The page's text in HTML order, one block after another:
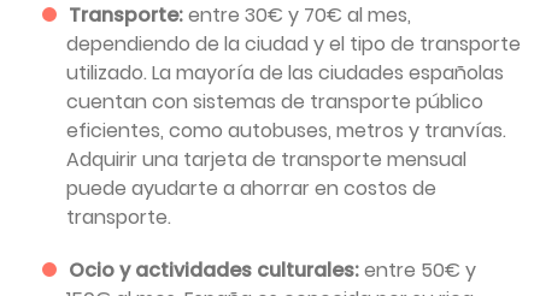
Transporte:entre 30€ y 70€ al mes,
dependiendo de la ciudad y el tipo de transporte
utilizado. La mayoría de las ciudades españolas
cuentan con sistemas de transporte público
eficientes, como autobuses, metros y tranvías.
Adquirir una tarjeta de transporte mensual
puede ayudarte a ahorrar en costos de
transporte.
Ocio y actividades culturales:entre 50€ y